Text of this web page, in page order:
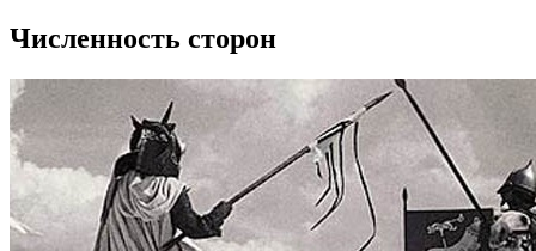
Численность сторон